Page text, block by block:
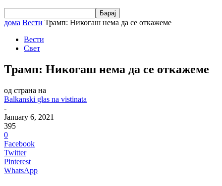
дома Вести Трамп: Никогаш нема да се откажеме
Вести
Свет
Трамп: Никогаш нема да се откажеме
од страна на
Balkanski glas na vistinata
-
January 6, 2021
395
0
Facebook
Twitter
Pinterest
WhatsApp